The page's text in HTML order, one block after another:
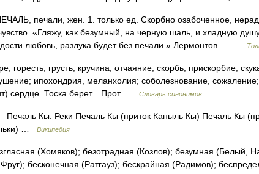
печали, жен. 1. только ед. Скорбно озабоченное,
«Гляжу, как безумный, на черную шаль, и хладную
любовь, разлука будет без печали.» Лермонтов.… …
горесть, грусть, кручина, отчаяние, скорбь, прискорбие,
ипохондрия, меланхолия; соболезнование,
сердце. Тоска берет. . Прот …
Словарь синонимов
Печаль Кы: Реки Печаль Кы (приток Каныль Кы) Печаль Кы
…
Википедия
(Хомяков); безотрадная (Козлов); безумная (Белый,
бесконечная (Ратгауз); бескрайная (Радимов);